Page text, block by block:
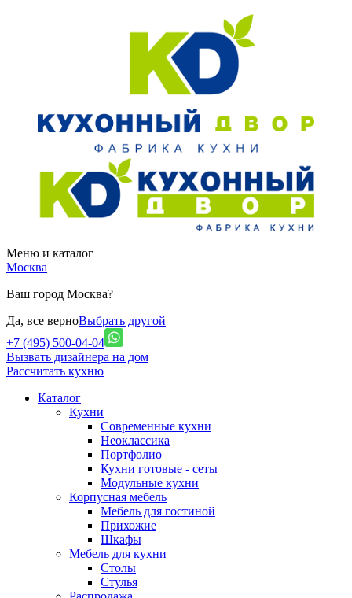
Меню и каталог
Москва
Ваш город Москва?
Да, все верноВыбрать другой
+7 (495) 500-04-04
Вызвать дизайнера на дом
Рассчитать кухню
Каталог
Кухни
Современные кухни
Неоклассика
Портфолио
Кухни готовые - сеты
Модульные кухни
Корпусная мебель
Мебель для гостиной
Прихожие
Шкафы
Мебель для кухни
Столы
Стулья